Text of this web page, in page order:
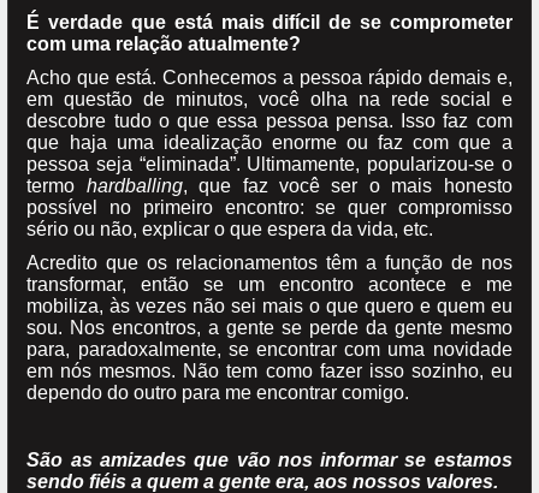
É verdade que está mais difícil de se comprometer
com uma relação atualmente?
Acho que está. Conhecemos a pessoa rápido demais e,
em questão de minutos, você olha na rede social e
descobre tudo o que essa pessoa pensa. Isso faz com
que haja uma idealização enorme ou faz com que a
pessoa seja “eliminada”. Ultimamente, popularizou-se o
termo hardballing, que faz você ser o mais honesto
possível no primeiro encontro: se quer compromisso
sério ou não, explicar o que espera da vida, etc.
Acredito que os relacionamentos têm a função de nos
transformar, então se um encontro acontece e me
mobiliza, às vezes não sei mais o que quero e quem eu
sou. Nos encontros, a gente se perde da gente mesmo
para, paradoxalmente, se encontrar com uma novidade
em nós mesmos. Não tem como fazer isso sozinho, eu
dependo do outro para me encontrar comigo.
São as amizades que vão nos informar se estamos
sendo fiéis a quem a gente era, aos nossos valores.